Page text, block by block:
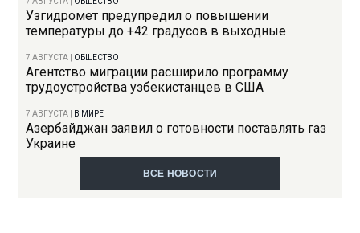
Узгидромет предупредил о повышении
температуры до +42 градусов в выходные
7 АВГУСТА ОБЩЕСТВО
Агентство миграции расширило программу
трудоустройства узбекистанцев в США
7 АВГУСТА В МИРЕ
Азербайджан заявил о готовности поставлять газ
Украине
ВСЕ НОВОСТИ